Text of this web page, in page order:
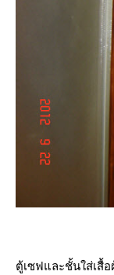
ตู้เซฟและชั้นใส่เสื้อ